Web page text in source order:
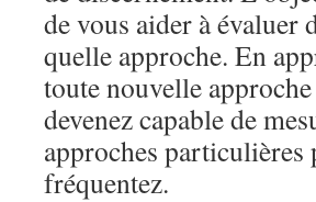
de vous aider à évaluer
quelle approche. En
toute nouvelle
devenez capable de
approches
fréquentez.